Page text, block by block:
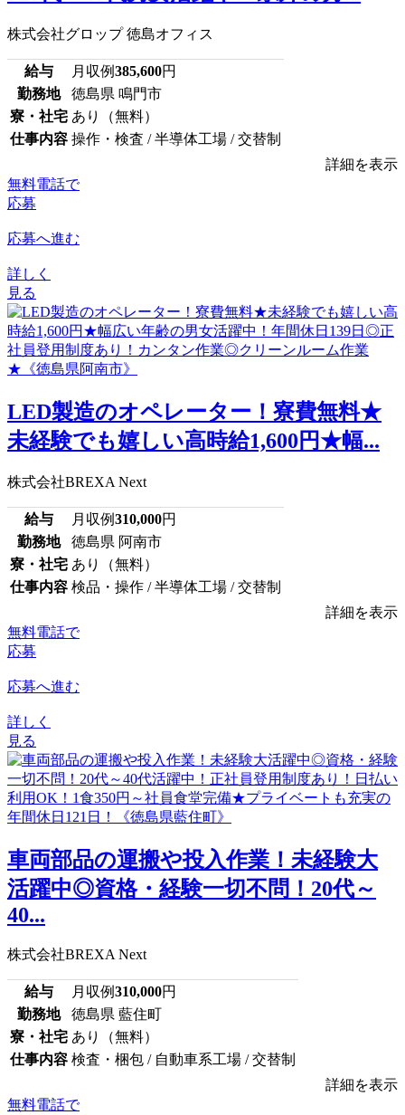
株式会社グロップ 徳島オフィス
給与 月収例385,600円
勤務地
徳島県 鳴門市
寮・社宅 あり（無料）
仕事内容 操作・検査 / 半導体工場 / 交替制
詳細を表示
無料電話で
応募
応募へ進む
詳しく
見る
LED製造のオペレーター！寮費無料★
未経験でも嬉しい高時給1,600円★幅...
株式会社BREXA Next
給与 月収例310,000円
勤務地
徳島県 阿南市
寮・社宅 あり（無料）
仕事内容 検品・操作 / 半導体工場 / 交替制
詳細を表示
無料電話で
応募
応募へ進む
詳しく
見る
車両部品の運搬や投入作業！未経験大
活躍中◎資格・経験一切不問！20代～
40...
株式会社BREXA Next
給与 月収例310,000円
勤務地
徳島県 藍住町
寮・社宅 あり（無料）
仕事内容 検査・梱包 / 自動車系工場 / 交替制
詳細を表示
無料電話で